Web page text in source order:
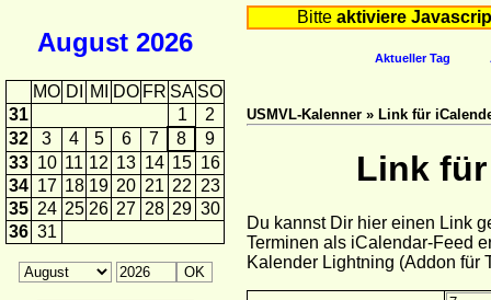
August 2026
MO DI MI DO FR SA SO
31
1
2
32
3 4 5 6 7 8
9
33 10 11 12 13 14 15 16
34 17 18 19 20 21 22 23
35 24 25 26 27 28 29 30
36 31
Bitte aktiviere
Aktueller Tag
USMVL-Kalenner » Link für
Link
Du kannst Dir hier einen Link
Terminen als iCalendar-Feed
Kalender Lightning (Addon für